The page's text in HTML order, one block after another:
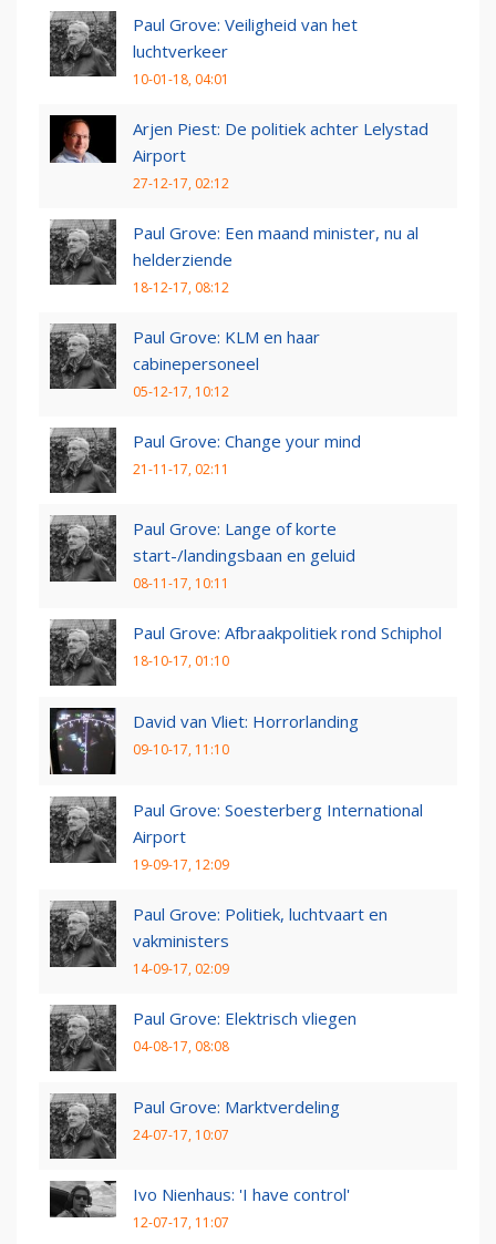
Paul Grove: Veiligheid van het
luchtverkeer
10-01-18, 04:01
Arjen Piest: De politiek achter Lelystad
Airport
27-12-17, 02:12
Paul Grove: Een maand minister, nu al
helderziende
18-12-17, 08:12
Paul Grove: KLM en haar
cabinepersoneel
05-12-17, 10:12
Paul Grove: Change your mind
21-11-17, 02:11
Paul Grove: Lange of korte
start-/landingsbaan en geluid
08-11-17, 10:11
Paul Grove: Afbraakpolitiek rond Schiphol
18-10-17, 01:10
David van Vliet: Horrorlanding
09-10-17, 11:10
Paul Grove: Soesterberg International
Airport
19-09-17, 12:09
Paul Grove: Politiek, luchtvaart en
vakministers
14-09-17, 02:09
Paul Grove: Elektrisch vliegen
04-08-17, 08:08
Paul Grove: Marktverdeling
24-07-17, 10:07
Ivo Nienhaus: 'I have control'
12-07-17, 11:07